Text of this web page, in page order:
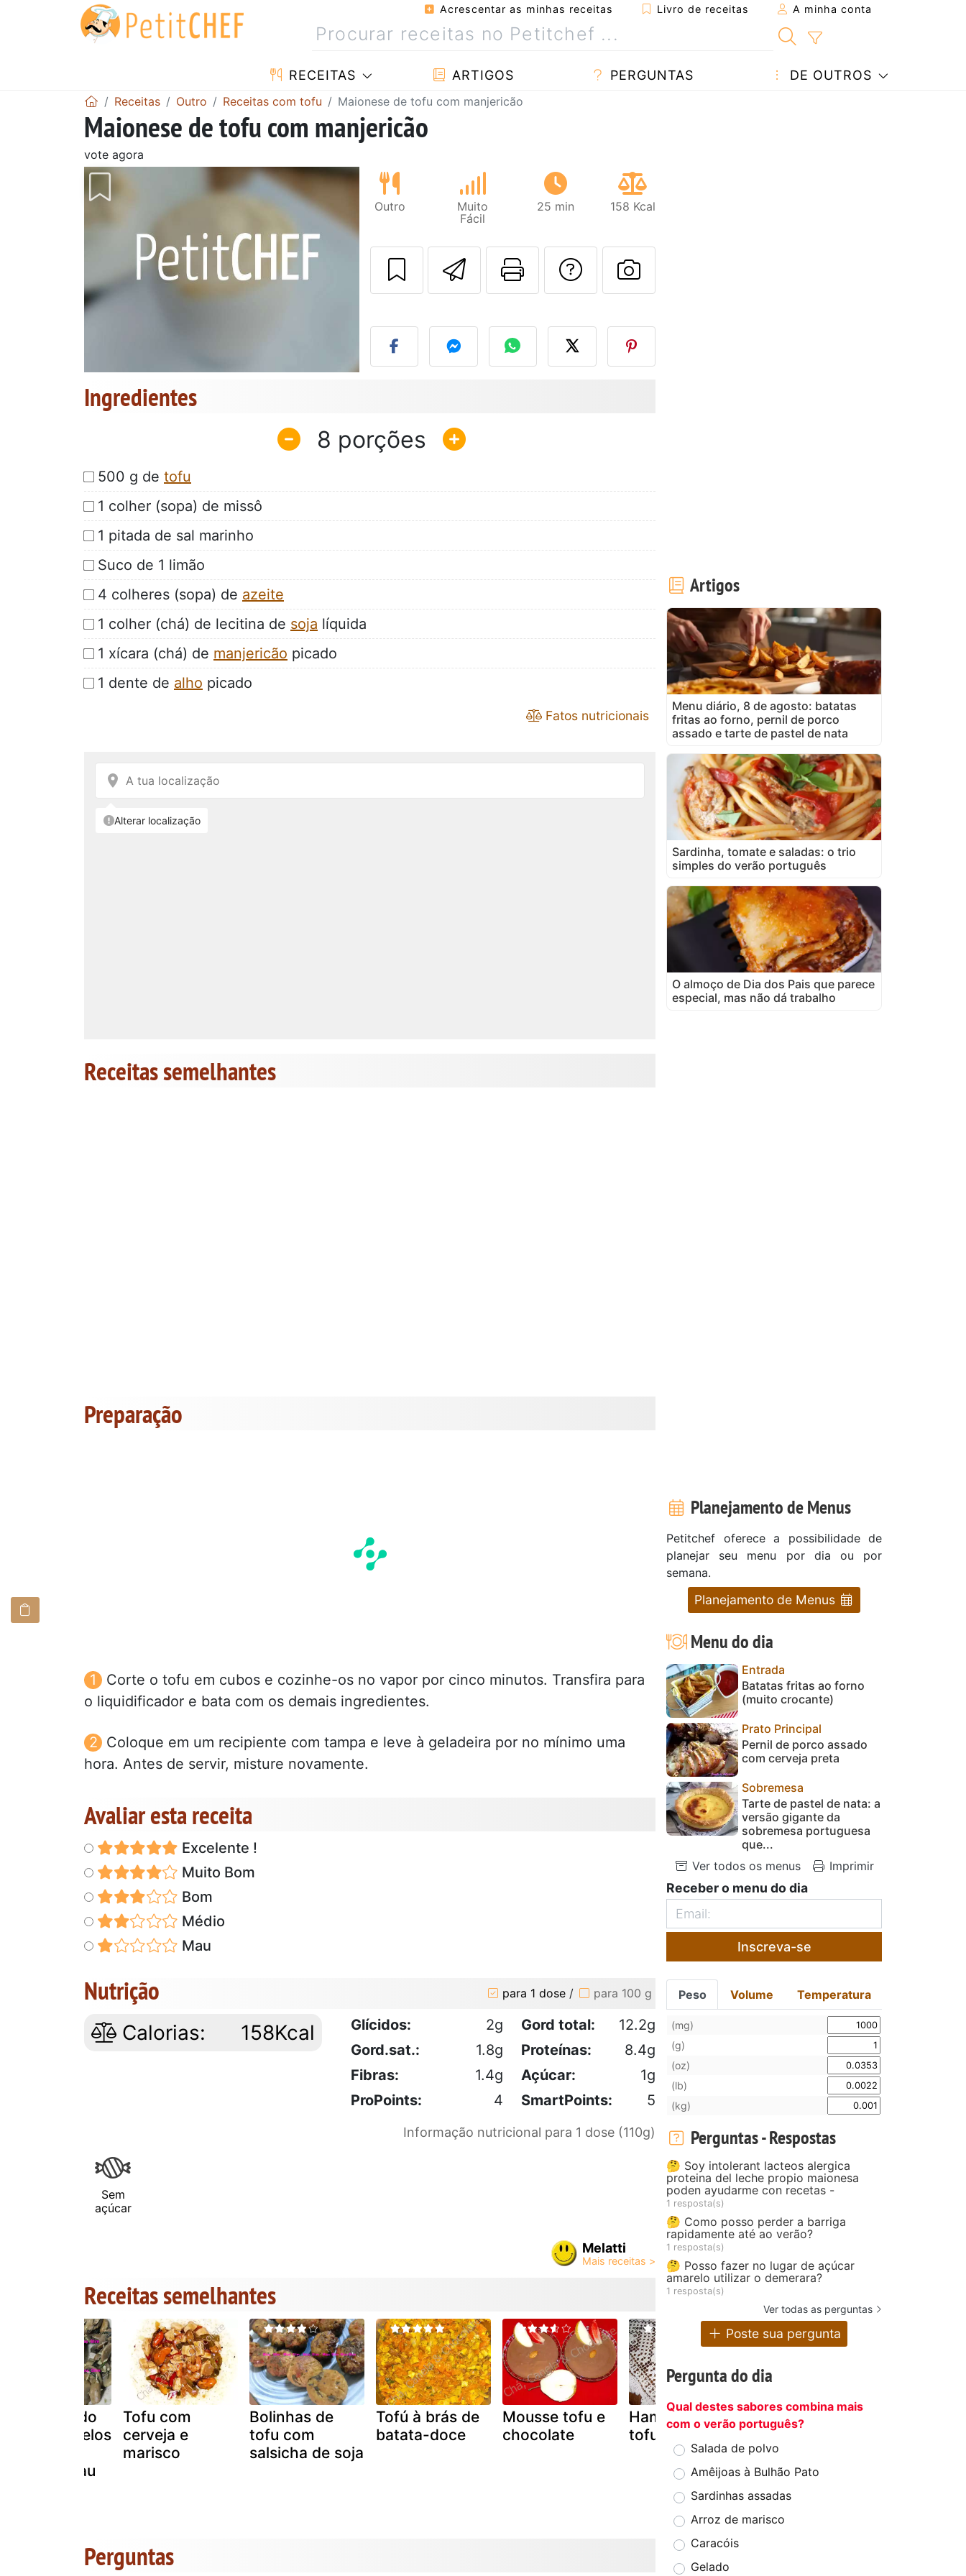
Acrescentar as minhas receitas Livro de receitas A minha conta
RECEITAS ARTIGOS PERGUNTAS DE OUTROS
Receitas Outro Receitas com tofu Maionese de tofu com manjericão
Maionese de tofu com manjericão
vote agora
Outro
Muito
Fácil
25 min 158 Kcal
Enviar esta receita a um amigo
Imprima esta página
Falar com o autor da receita
Fez esta receita? Compartilhe
Ingredientes
8
500 g de tofu
1 colher (sopa) de missô
1 pitada de sal marinho
Suco de 1 limão
4 colheres (sopa) de azeite
1 colher (chá) de lecitina de soja líquida
1 xícara (chá) de manjericão picado
1 dente de alho picado
Fatos nutricionais
Receitas semelhantes
Preparação
Corte o tofu em cubos e cozinhe-os no vapor por cinco minutos. Transfira para
o liquidificador e bata com os demais ingredientes.
Coloque em um recipiente com tampa e leve à geladeira por no mínimo uma
hora. Antes de servir, misture novamente.
Avaliar esta receita
Excelente !
Muito Bom
Bom
Médio
Mau
Nutrição para 1 dose / para 100 g
Calorias: 158Kcal Glícidos: 2g Gord total:
12.2g
Gord.sat.:
1.8g Proteínas:
8.4g
Fibras:
1.4g Açúcar:
1g
ProPoints:
4 SmartPoints: 5
Informação nutricional para 1 dose (110g)
Sem
açúcar
Melatti
Receitas semelhantes
grelhado
cogumelos
?au
Tofu com
cerveja e
marisco
Bolinhas de
tofu com
salsicha de soja
Tofú à brás de
batata-doce
Mousse tofu e
chocolate
Hamburger de
tofu no forno
Bolinhas de
tofu com
espinafres
Perguntas
Artigos
Menu diário, 8 de agosto: batatas
fritas ao forno, pernil de porco
assado e tarte de pastel de nata
Sardinha, tomate e saladas: o trio
simples do verão português
O almoço de Dia dos Pais que parece
especial, mas não dá trabalho
Planejamento de Menus
Petitchef oferece a possibilidade de
planejar seu menu por dia ou por
semana.
Planejamento de Menus
Menu do dia
Entrada
Batatas fritas ao forno
(muito crocante)
Prato Principal
Pernil de porco assado
com cerveja preta
Sobremesa
Tarte de pastel de nata: a
versão gigante da
sobremesa portuguesa
que...
Ver todos os menus
Imprimir
Receber o menu do dia
Inscreva-se
Peso Volume Temperatura
(mg)
(g)
(oz)
(lb)
(kg)
Perguntas - Respostas
🤔 Soy intolerant lacteos alergica
proteina del leche propio maionesa
poden ayudarme con recetas -
1 resposta(s)
🤔 Como posso perder a barriga
rapidamente até ao verão?
1 resposta(s)
🤔 Posso fazer no lugar de açúcar
amarelo utilizar o demerara?
1 resposta(s)
Ver todas as perguntas
Poste sua pergunta
Pergunta do dia
Qual destes sabores combina mais
com o verão português?
Salada de polvo
Amêijoas à Bulhão Pato
Sardinhas assadas
Arroz de marisco
Caracóis
Gelado